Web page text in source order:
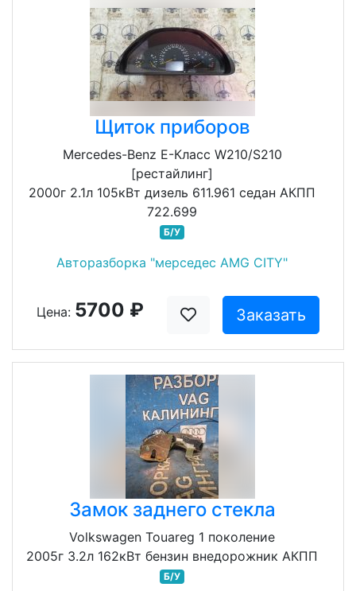
Щиток приборов
Mercedes-Benz E-Класс W210/S210
[рестайлинг]
2000г 2.1л 105кВт дизель 611.961 седан АКПП
722.699
Б/У
Авторазборка "мерседес AMG CITY"
Цена: 5700 ₽ Заказать
Замок заднего стекла
Volkswagen Touareg 1 поколение
2005г 3.2л 162кВт бензин внедорожник АКПП
Б/У